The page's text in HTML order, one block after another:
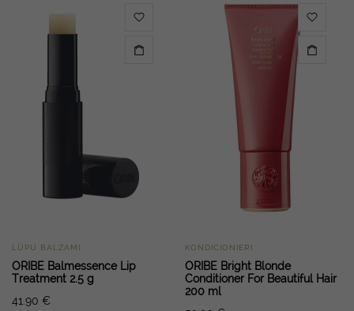
LŪPU BALZAMI
ORIBE Balmessence Lip
Treatment 2.5 g
41.90 €
KONDICIONIERI
ORIBE Bright Blonde
Conditioner For Beautiful Hair
200 ml